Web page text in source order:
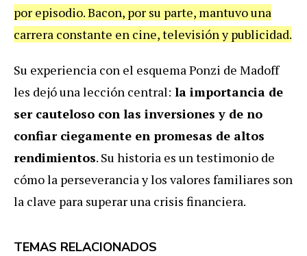
por episodio. Bacon, por su parte, mantuvo una
carrera constante en cine, televisión y publicidad.
Su experiencia con el esquema Ponzi de Madoff
les dejó una lección central: la importancia de
ser cauteloso con las inversiones y de no
confiar ciegamente en promesas de altos
rendimientos. Su historia es un testimonio de
cómo la perseverancia y los valores familiares son
la clave para superar una crisis financiera.
TEMAS RELACIONADOS